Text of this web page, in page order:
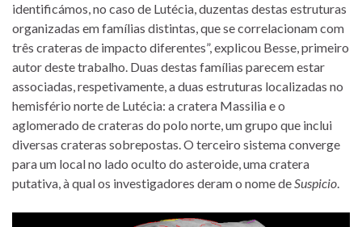
identificámos, no caso de Lutécia, duzentas destas estruturas
organizadas em famílias distintas, que se correlacionam com
três crateras de impacto diferentes”, explicou Besse, primeiro
autor deste trabalho. Duas destas famílias parecem estar
associadas, respetivamente, a duas estruturas localizadas no
hemisfério norte de Lutécia: a cratera Massilia e o
aglomerado de crateras do polo norte, um grupo que inclui
diversas crateras sobrepostas. O terceiro sistema converge
para um local no lado oculto do asteroide, uma cratera
putativa, à qual os investigadores deram o nome deSuspicio.